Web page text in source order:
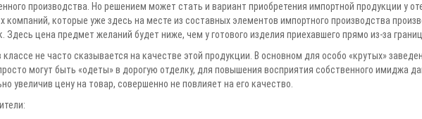
производства. Но решением может стать и вариант приобретения импортной продукции у
компаний, которые уже здесь на месте из составных элементов импортного производства
Здесь цена предмет желаний будет ниже, чем у готового изделия приехавшего прямо из-за
классе не часто сказывается на качестве этой продукции. В основном для особо «крутых»
могут быть «одеты» в дорогую отделку, для повышения восприятия собственного имиджа
увеличив цену на товар, совершенно не повлияет на его качество.